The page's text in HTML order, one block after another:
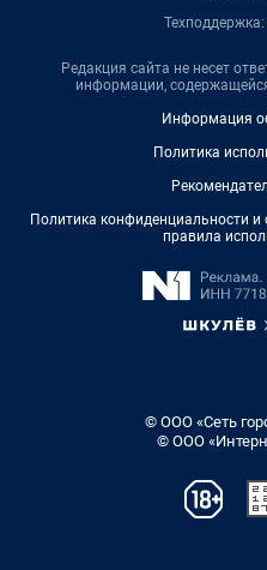
Техподдержка:
Редакция сайта не несет
информации,
Информация
Политика
Политика конфиденциальности
правила
© ООО «Сеть
© ООО